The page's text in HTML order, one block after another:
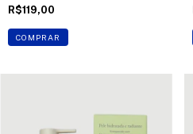
R$119,00
COMPRAR